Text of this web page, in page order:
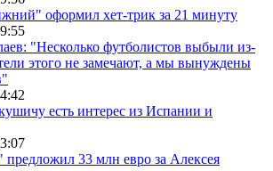
оформил хет-трик за 21 минуту
"Несколько футболистов выбыли из-
этого не замечают, а мы вынуждены
есть интерес из Испании и
предложил 33 млн евро за Алексея